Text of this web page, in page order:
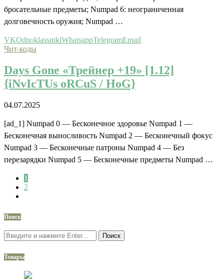
бросательные предметы; Numpad 6: неограниченная
долговечность оружия; Numpad …
VKOdnoklassnikiWhatsappTelegramEmail
Чит-коды
Days Gone «Трейнер +19» [1.12]
{iNvIcTUs oRCuS / HoG}
04.07.2025
[ad_1] Numpad 0 — Бесконечное здоровье Numpad 1 —
Бесконечная выносливость Numpad 2 — Бесконечный фокус
Numpad 3 — Бесконечные патроны Numpad 4 — Без
перезарядки Numpad 5 — Бесконечные предметы Numpad …
1
2
Поиск
Поиск
Товары